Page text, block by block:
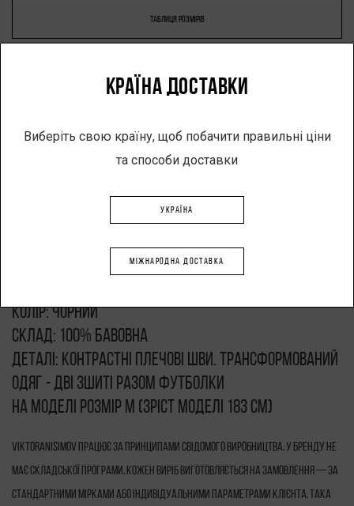
ТАБЛИЦЯ РОЗМІРІВ
Колір: чорний
Склад: 100% бавовна
Деталі: контрастні плечові шви. Трансформований
одяг - дві зшиті разом футболки
На моделі розмір M (зріст моделі 183 см)
VIKTORANISIMOV працює за принципами свідомого виробництва. У бренду не
має складської програми. Кожен виріб виготовляється на замовлення — за
стандартними мірками або індивідуальними параметрами клієнта. Така
КРАЇНА ДОСТАВКИ
Виберіть свою країну, щоб побачити правильні ціни
та способи доставки
УКРАЇНА
МІЖНАРОДНА ДОСТАВКА